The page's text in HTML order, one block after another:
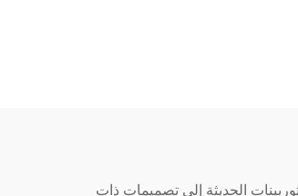
الحديثة إلى تصميمات ذات